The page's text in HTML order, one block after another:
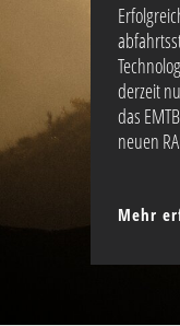
derzeit
das
neuen
Mehr